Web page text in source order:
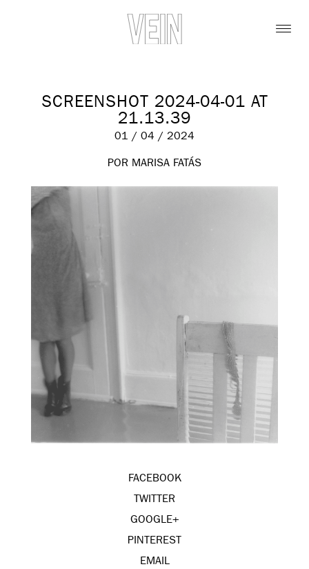
SCREENSHOT 2024-04-01 AT
21.13.39
01 / 04 / 2024
POR MARISA FATÁS
FACEBOOK
TWITTER
GOOGLE+
PINTEREST
EMAIL